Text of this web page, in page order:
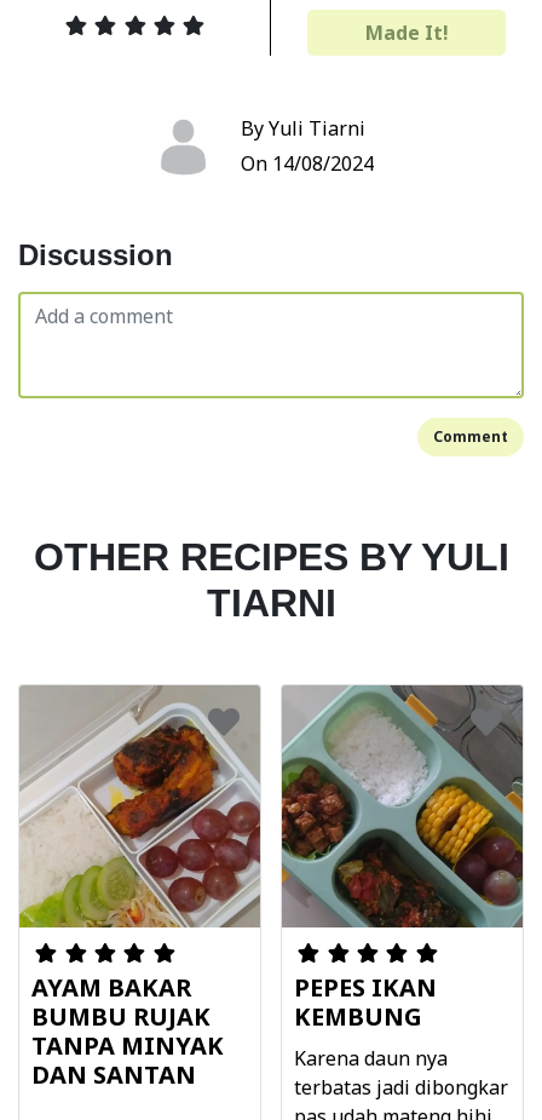
Made It!
By Yuli Tiarni
On 14/08/2024
Discussion
Comment
OTHER RECIPES BY YULI
TIARNI
AYAM BAKAR
BUMBU RUJAK
TANPA MINYAK
DAN SANTAN
PEPES IKAN
KEMBUNG
Karena daun nya
terbatas jadi dibongkar